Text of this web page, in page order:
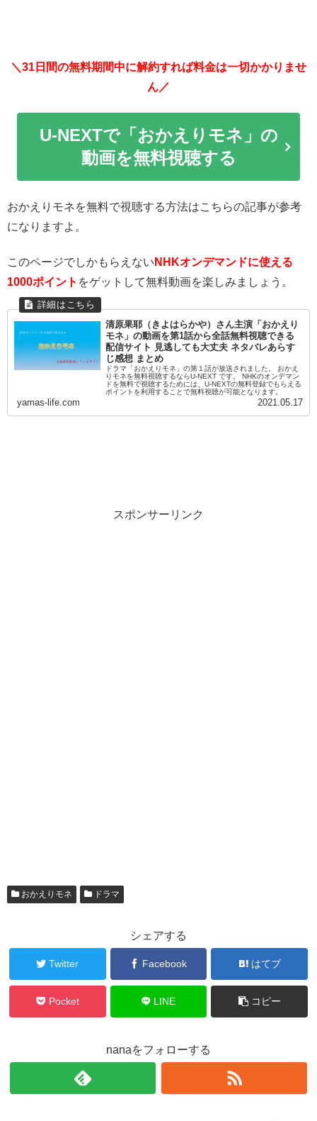
＼31日間の無料期間中に解約すれば料金は一切かかりませ
ん／
U-NEXTで「おかえりモネ」の
動画を無料視聴する
おかえりモネを無料で視聴する方法はこちらの記事が参考
になりますよ。
このページでしかもらえない NHKオンデマンドに使える
1000ポイント をゲットして無料動画を楽しみましょう。
清原果耶（きよはらかや）さん主演「おかえり
モネ」の動画を第1話から全話無料視聴できる
配信サイト 見逃しても大丈夫 ネタバレあらす
じ感想 まとめ
ドラマ「おかえりモネ」の第１話が放送されました。 おかえ
りモネを無料視聴するならU-NEXT です。 NHKのオンデマン
ドを無料で視聴するためには、U-NEXTの無料登録でもらえる
ポイントを利用することで無料視聴が可能となります。
yamas-life.com 2021.05.17
スポンサーリンク
おかえりモネ ドラマ
シェアする
Twitter Facebook はてブ
Pocket LINE コピー
nanaをフォローする